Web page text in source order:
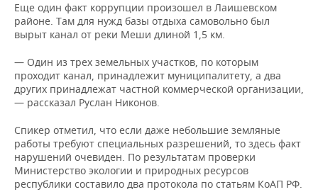
Еще один факт коррупции произошел в Лаишевском
районе. Там для нужд базы отдыха самовольно был
вырыт канал от реки Меши длиной 1,5 км.
— Один из трех земельных участков, по которым
проходит канал, принадлежит муниципалитету, а два
других принадлежат частной коммерческой организации,
— рассказал Руслан Никонов.
Спикер отметил, что если даже небольшие земляные
работы требуют специальных разрешений, то здесь факт
нарушений очевиден. По результатам проверки
Министерство экологии и природных ресурсов
республики составило два протокола по статьям КоАП РФ.